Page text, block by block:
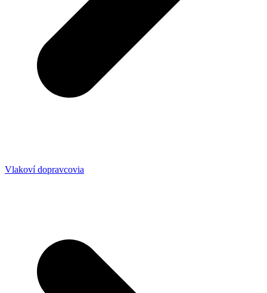
Vlakoví dopravcovia